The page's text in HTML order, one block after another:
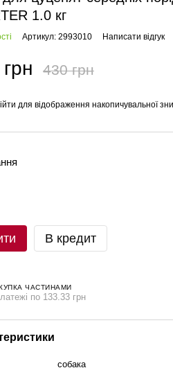
1.0 кг
Артикул: 2993010 Написати відгук
430 грн
для відображення накопичувальної
В кредит
ЧАСТИНАМИ
по 133.33 грн
собака